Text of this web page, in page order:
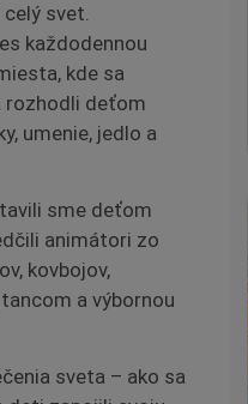
svet.
každodennou
kde sa
rozhodli deťom
umenie, jedlo a
sme deťom
animátori zo
kovbojov,
a výbornou
sveta – ako sa